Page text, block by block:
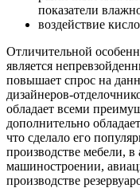
показатели
воздействие
Отличительной
является
повышает спрос на
дизайнеров-
обладает всеми
дополнительно
что сделало его
производстве мебели, в
машиностроении,
производстве